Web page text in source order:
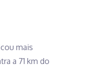
mais
a 71 km do